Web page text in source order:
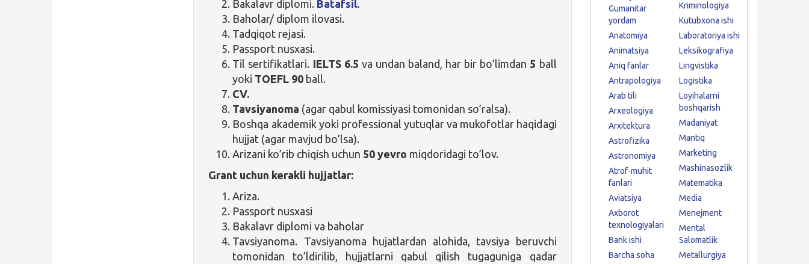
Bakalavr diplomi. Batafsil.
Baholar/ diplom ilovasi.
Tadqiqot rejasi.
Passport nusxasi.
Til sertifikatlari. IELTS 6.5 va undan baland, har bir bo’limdan 5 ball
yoki TOEFL 90 ball.
CV.
Tavsiyanoma (agar qabul komissiyasi tomonidan so’ralsa).
Boshqa akademik yoki professional yutuqlar va mukofotlar haqidagi
hujjat (agar mavjud bo’lsa).
Arizani ko’rib chiqish uchun 50 yevro miqdoridagi to’lov.
Grant uchun kerakli hujjatlar:
Ariza.
Passport nusxasi
Bakalavr diplomi va baholar
Tavsiyanoma. Tavsiyanoma hujatlardan alohida, tavsiya beruvchi
tomonidan to’ldirilib, hujjatlarni qabul qilish tugaguniga qadar
Gumanitar
yordam
Anatomiya
Animatsiya
Aniq fanlar
Antrapologiya
Arab tili
Arxeologiya
Arxitektura
Astrofizika
Astronomiya
Atrof-muhit
fanlari
Aviatsiya
Axborot
texnologiyalari
Bank ishi
Barcha soha
Kriminologiya
Kutubxona ishi
Laboratoriya ishi
Leksikografiya
Lingvistika
Logistika
Loyihalarni
boshqarish
Madaniyat
Mantiq
Marketing
Mashinasozlik
Matematika
Media
Menejment
Mental
Salomatlik
Metallurgiya